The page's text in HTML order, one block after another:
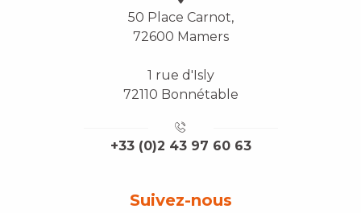
50 Place Carnot,
72600 Mamers
1 rue d'Isly
72110 Bonnétable
+33 (0)2 43 97 60 63
Suivez-nous